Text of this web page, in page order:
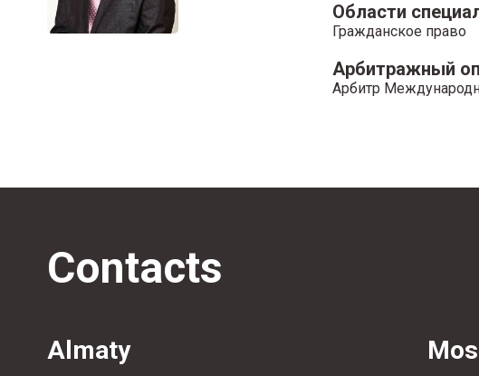
Области
Гражданское право
Арбитражный
Арбитр
Contacts
Almaty